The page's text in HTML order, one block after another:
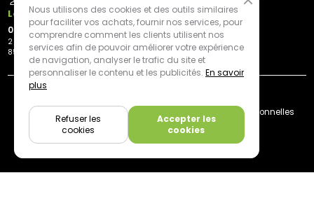
Les Herbiers
02 21 81 23 11
2 rue des Peupliers
85500 Les Herbiers
Livraison
Plan du site Mentions légales
Données personnelles
Cookies
Nous utilisons des cookies et des outils similaires
pour faciliter vos achats, fournir nos services, pour
comprendre comment les clients utilisent nos
services afin de pouvoir améliorer votre expérience
de navigation, analyser le trafic du site et
personnaliser le contenu et les publicités. En savoir
plus
Accepter les
cookies
Refuser les
cookies